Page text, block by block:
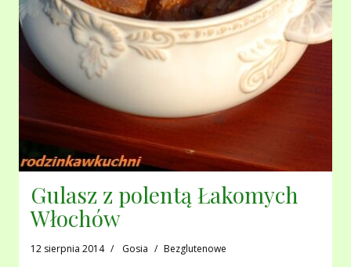
Gulasz z polentą Łakomych
Włochów
12 sierpnia 2014 Gosia Bezglutenowe